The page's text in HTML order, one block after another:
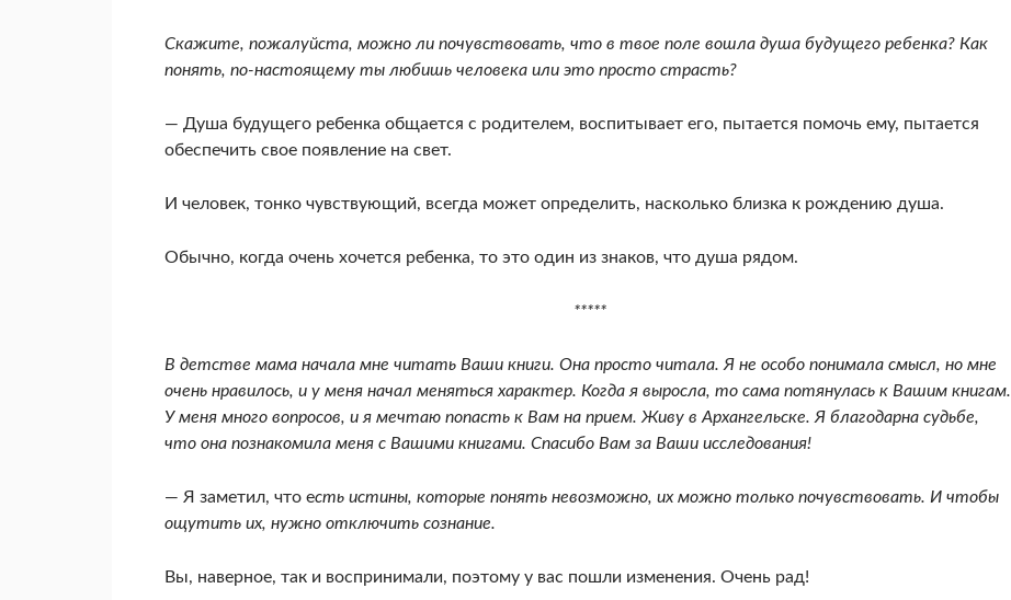
Скажите, пожалуйста, можно ли почувство­вать, что в твое поле вошла душа будущего ре­бенка? Как
понять, по-настоящему ты любишь человека или это просто страсть?
— Душа будущего ребенка общается с роди­телем, воспитывает его, пытается помочь ему, пы­тается
обеспечить свое появление на свет.
И че­ловек, тонко чувствующий, всегда может опре­делить, насколько близка к рождению душа.
Обычно, когда очень хочется ребенка, то это один из знаков, что душа рядом.
*****
В детстве мама начала мне читать Ваши кни­ги. Она просто читала. Я не особо понимала смысл, но мне
очень нравилось, и у меня начал меняться характер. Когда я выросла, то сама по­тянулась к Вашим книгам.
У меня много вопро­сов, и я мечтаю попасть к Вам на прием. Живу в Архангельске. Я благодарна судьбе,
что она познакомила меня с Вашими книгами. Спасибо Вам за Ваши исследования!
— Я заметил, что есть истины, которые понять невозможно, их можно только почувствовать. И чтобы
ощутить их, нужно отключить сознание.
Вы, наверное, так и воспринимали, поэтому у вас пошли изменения. Очень рад!